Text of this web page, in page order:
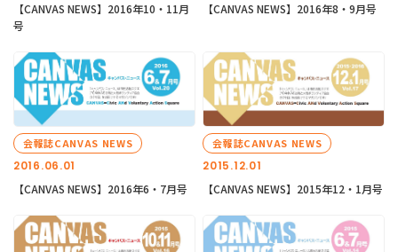
【CANVAS NEWS】2016年10・11月
号
【CANVAS NEWS】2016年8・9月号
2016.06.01
会報誌CANVAS NEWS
【CANVAS NEWS】2016年6・7月号
2015.12.01
会報誌CANVAS NEWS
【CANVAS NEWS】2015年12・1月号